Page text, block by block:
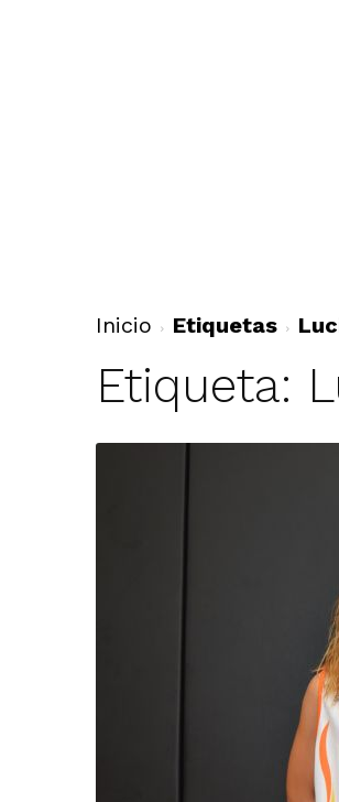
Inicio Etiquetas
Etiqueta: